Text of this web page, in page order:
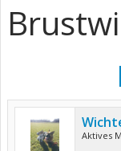
Aktives